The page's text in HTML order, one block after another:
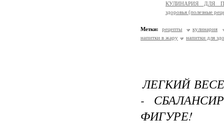
КУЛИНАРИЯ ДЛЯ
здоровья (полезные
Метки: рецепты
кулинария
напитки в жару
напитки для
ЛЕГКИЙ
-
ФИГУРЕ!